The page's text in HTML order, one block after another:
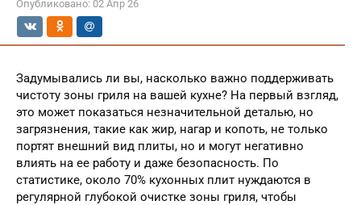
Опубликовано: 02 Апр 26
Задумывались ли вы, насколько важно поддерживать
чистоту зоны гриля на вашей кухне? На первый взгляд,
это может показаться незначительной деталью, но
загрязнения, такие как жир, нагар и копоть, не только
портят внешний вид плиты, но и могут негативно
влиять на ее работу и даже безопасность. По
статистике, около 70% кухонных плит нуждаются в
регулярной глубокой очистке зоны гриля, чтобы